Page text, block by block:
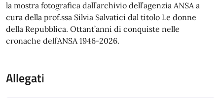
la mostra fotografica dall’archivio dell’agenzia ANSA a
cura della prof.ssa Silvia Salvatici dal titolo Le donne
della Repubblica. Ottant’anni di conquiste nelle
cronache dell’ANSA 1946-2026.
Allegati